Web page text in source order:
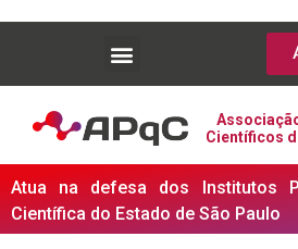
Científicos
Atua na defesa dos Institutos
Científica do Estado de São Paulo